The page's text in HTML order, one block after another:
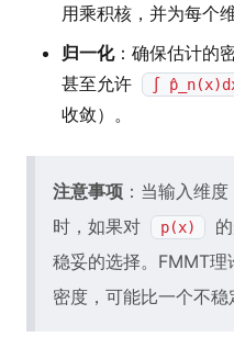
用乘积核，并为每个
归一化：确保估计的
甚至允许
∫
收敛）。
注意事项 ：当输入维
时，如果对
p(x)
稳妥的选择。FMMT
密度，可能比一个不